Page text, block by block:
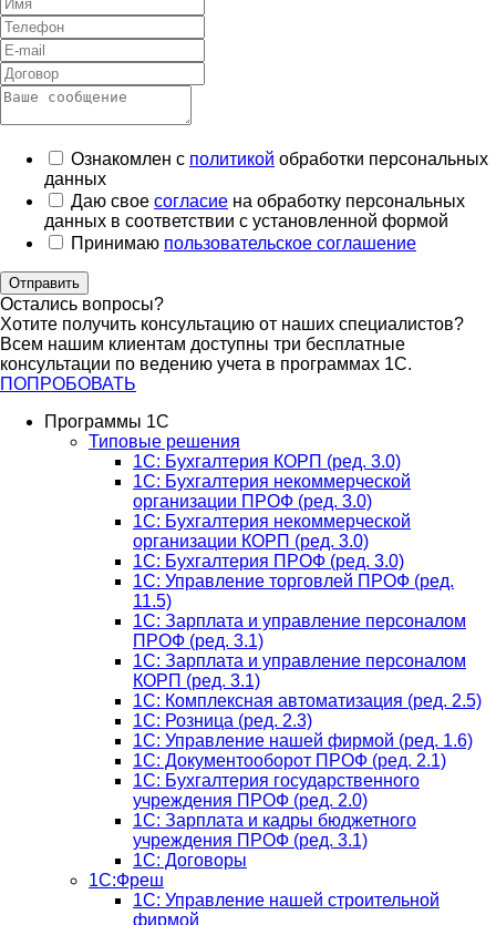
Ознакомлен с политикой обработки персональных
данных
Даю свое согласие на обработку персональных
данных в соответствии с установленной формой
Принимаю пользовательское соглашение
Отправить
Остались вопросы?
Хотите получить консультацию от наших специалистов?
Всем нашим клиентам доступны три бесплатные
консультации по ведению учета в программах 1С.
ПОПРОБОВАТЬ
Программы 1С
Типовые решения
1C: Бухгалтерия КОРП (ред. 3.0)
1С: Бухгалтерия некоммерческой
организации ПРОФ (ред. 3.0)
1С: Бухгалтерия некоммерческой
организации КОРП (ред. 3.0)
1C: Бухгалтерия ПРОФ (ред. 3.0)
1C: Управление торговлей ПРОФ (ред.
11.5)
1C: Зарплата и управление персоналом
ПРОФ (ред. 3.1)
1C: Зарплата и управление персоналом
КОРП (ред. 3.1)
1C: Комплексная автоматизация (ред. 2.5)
1С: Розница (ред. 2.3)
1С: Управление нашей фирмой (ред. 1.6)
1С: Документооборот ПРОФ (ред. 2.1)
1C: Бухгалтерия государственного
учреждения ПРОФ (ред. 2.0)
1C: Зарплата и кадры бюджетного
учреждения ПРОФ (ред. 3.1)
1С: Договоры
1С:Фреш
1С: Управление нашей строительной
фирмой